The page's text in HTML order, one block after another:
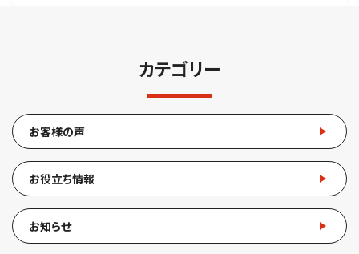
カテゴリー
お客様の声
お役立ち情報
お知らせ